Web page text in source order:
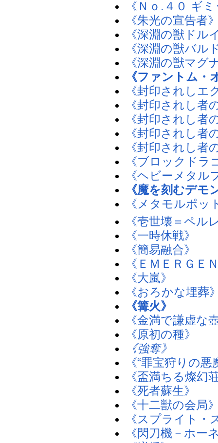
《Ｎｏ.４０ ギ
《朱光の宣告者
《深淵の獣ドル
《深淵の獣バル
《深淵の獣マグ
《ファントム・
《封印されしエ
《封印されし者
《封印されし者
《封印されし者
《封印されし者
《ブロックドラ
《ヘビーメタ
《魔を刻むデモ
《メタモルポッ
《壱世壊＝ペル
《一時休戦》
《簡易融合》
《ＥＭＥＲＧＥ
《大嵐》
《おろかな埋葬
《篝火》
《金満で謙虚な
《原初の種》
《強奪》
《“罪宝狩りの悪
《盃満ちる燦幻
《死者蘇生》
《十二獣の会局
《スプライト・
《閃刀機－ホー